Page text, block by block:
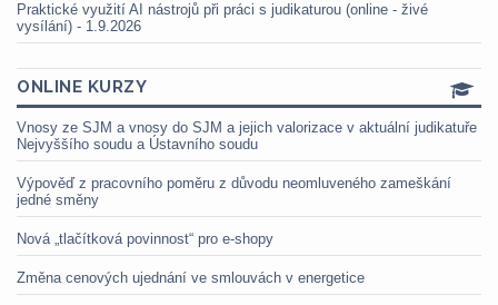
Praktické využití AI nástrojů při práci s judikaturou (online - živé
vysílání) - 1.9.2026
ONLINE KURZY
Vnosy ze SJM a vnosy do SJM a jejich valorizace v aktuální judikatuře
Nejvyššího soudu a Ústavního soudu
Výpověď z pracovního poměru z důvodu neomluveného zameškání
jedné směny
Nová „tlačítková povinnost“ pro e-shopy
Změna cenových ujednání ve smlouvách v energetice